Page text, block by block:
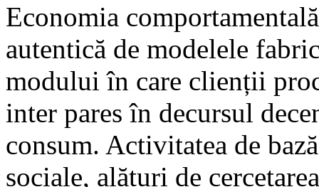
Economia
autentică de modelele
modului în care clienții
inter pares în decursul
consum. Activitatea de
sociale, alături de